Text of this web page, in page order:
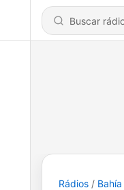
Rádios Bahía